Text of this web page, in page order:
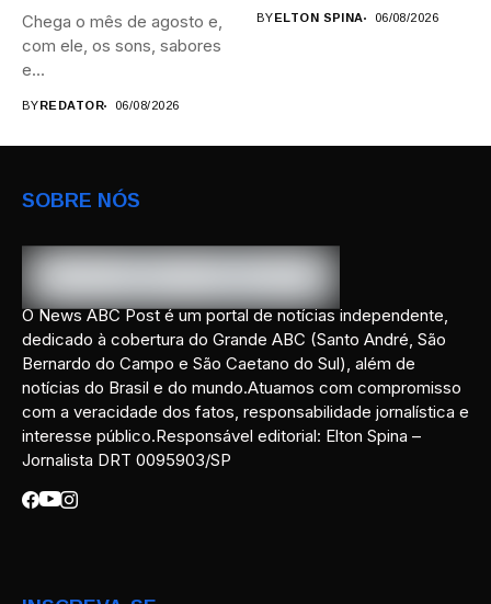
Chega o mês de agosto e,
com ele, os sons, sabores
e...
BYREDATOR 06/08/2026
BYELTON SPINA 06/08/2026
SOBRE NÓS
O News ABC Post é um portal de notícias independente,
dedicado à cobertura do Grande ABC (Santo André, São
Bernardo do Campo e São Caetano do Sul), além de
notícias do Brasil e do mundo.Atuamos com compromisso
com a veracidade dos fatos, responsabilidade jornalística e
interesse público.Responsável editorial: Elton Spina –
Jornalista DRT 0095903/SP